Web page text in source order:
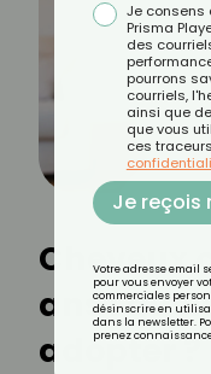
Cheveux
ans :
adopter ?
Je consens
Prisma
des
pourrons
courriels,
ainsi que
que vous
ces
Je reçois
Votre adresse email
pour vous envoyer
commerciales
désinscrire en
dans la newsletter.
prenez